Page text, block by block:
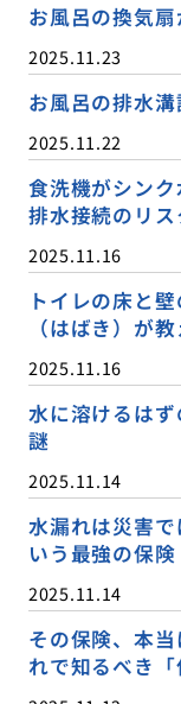
お風呂の換気
2025.11.23
お風呂の排水
2025.11.22
食洗機がシン
排水接続のリス
2025.11.16
トイレの床と
（はばき）が
2025.11.16
水に溶けるは
謎
2025.11.14
水漏れは災害
いう最強の保険
2025.11.14
その保険、本
れで知るべき